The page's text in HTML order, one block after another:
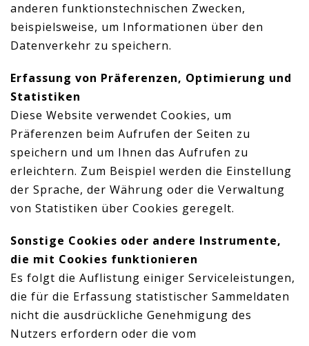
anderen funktionstechnischen Zwecken,
beispielsweise, um Informationen über den
Datenverkehr zu speichern.
Erfassung von Präferenzen, Optimierung und
Statistiken
Diese Website verwendet Cookies, um
Präferenzen beim Aufrufen der Seiten zu
speichern und um Ihnen das Aufrufen zu
erleichtern. Zum Beispiel werden die Einstellung
der Sprache, der Währung oder die Verwaltung
von Statistiken über Cookies geregelt.
Sonstige Cookies oder andere Instrumente,
die mit Cookies funktionieren
Es folgt die Auflistung einiger Serviceleistungen,
die für die Erfassung statistischer Sammeldaten
nicht die ausdrückliche Genehmigung des
Nutzers erfordern oder die vom